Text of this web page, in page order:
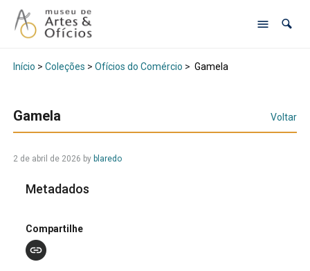
Início > Coleções > Ofícios do Comércio > Gamela
Gamela Voltar
2 de abril de 2026 by blaredo
Metadados
Compartilhe